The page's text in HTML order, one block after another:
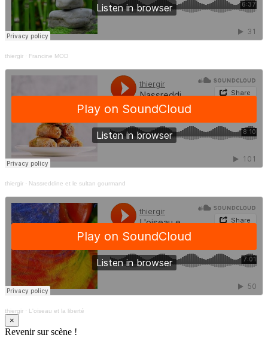
thiergir · Francine MOD
thiergir · Nassreddine et le sultan gourmand
thiergir · L'oiseau et la liberté
×
Revenir sur scène !